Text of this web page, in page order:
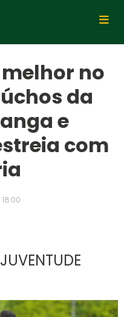
no
da
e
com